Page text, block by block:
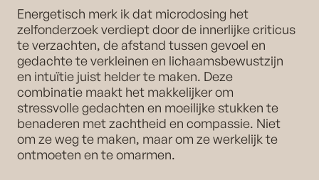
Energetisch merk ik dat microdosing het
zelfonderzoek verdiept door de innerlijke criticus
te verzachten, de afstand tussen gevoel en
gedachte te verkleinen en lichaamsbewustzijn
en intuïtie juist helder te maken. Deze
combinatie maakt het makkelijker om
stressvolle gedachten en moeilijke stukken te
benaderen met zachtheid en compassie. Niet
om ze weg te maken, maar om ze werkelijk te
ontmoeten en te omarmen.